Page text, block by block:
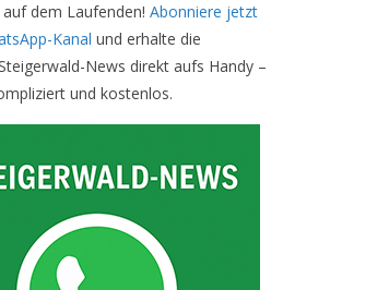
dem Laufenden! Abonniere jetzt
Kanal und erhalte die
News direkt aufs Handy –
und kostenlos.